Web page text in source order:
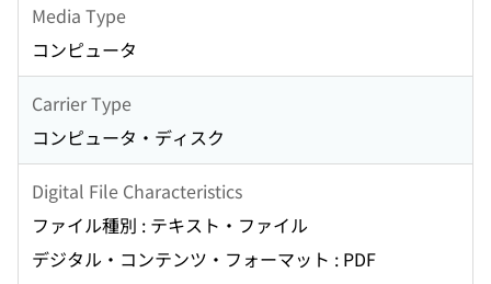
Media Type
コンピュータ
Carrier Type
コンピュータ・ディスク
Digital File Characteristics
ファイル種別 : テキスト・ファイル
デジタル・コンテンツ・フォーマット : PDF